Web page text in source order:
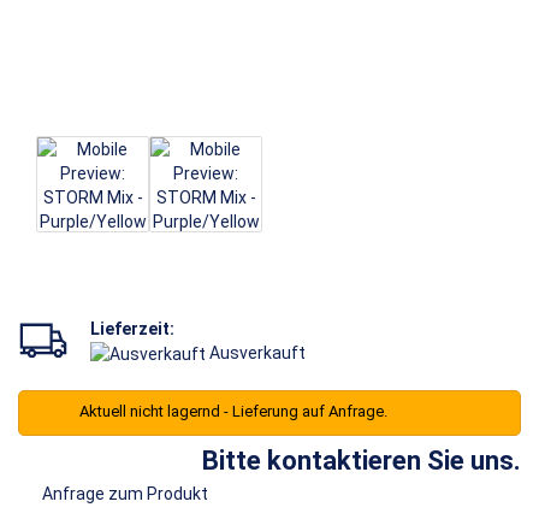
Lieferzeit:
Ausverkauft
Aktuell nicht lagernd - Lieferung auf Anfrage.
Bitte kontaktieren Sie uns.
Anfrage zum Produkt